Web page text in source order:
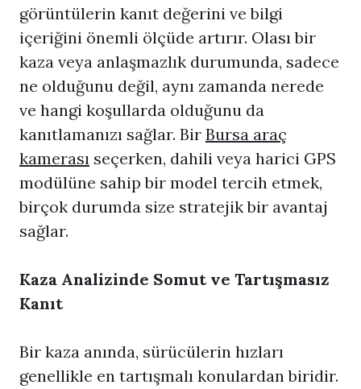
görüntülerin kanıt değerini ve bilgi
içeriğini önemli ölçüde artırır. Olası bir
kaza veya anlaşmazlık durumunda, sadece
ne olduğunu değil, aynı zamanda nerede
ve hangi koşullarda olduğunu da
kanıtlamanızı sağlar. Bir Bursa araç
kamerası seçerken, dahili veya harici GPS
modülüne sahip bir model tercih etmek,
birçok durumda size stratejik bir avantaj
sağlar.
Kaza Analizinde Somut ve Tartışmasız
Kanıt
Bir kaza anında, sürücülerin hızları
genellikle en tartışmalı konulardan biridir.